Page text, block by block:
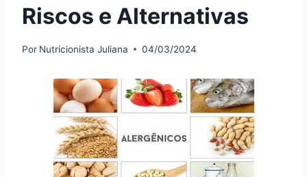
Riscos e Alternativas
Por Nutricionista Juliana 04/03/2024